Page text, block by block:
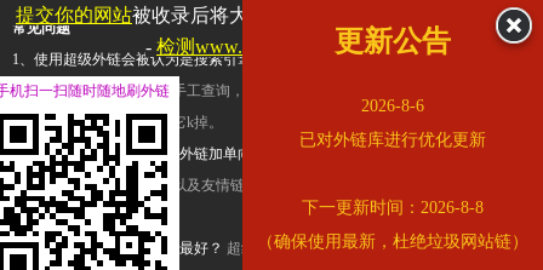
常见问题
1、使用超级外链会被认为是搜索引擎优化作弊吗？ 超级外链只是一个简便而集成
查询工具，模拟的是正常手工查询，不是作弊。如果是作弊，那您可以使用超级外
推广竞争对手的网址，让它k掉。
2、网站优化单纯依靠超级外链加单向链接可行吗？
链，需要结合普通的外链以及友情链接，您可以到站长论坛发布外链，到友情链接
台交换友情链接。
3、如何使用超级外链效果最好？ 超级外链不同于普通的外链，它是动态的链接，
提交你的网站被收录后将大幅提升流量和外链，
查看展示页面
- 检测www.cqkjg.cn是否收录更新公告
2026-8-6
已对外链库进行优化更新
下一更新时间：2026-8-8
（确保使用最新，杜绝垃圾网站链）
机扫一扫随时随地刷外链